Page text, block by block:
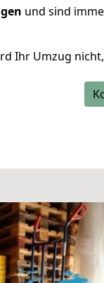
und sind
Ihr Umzug